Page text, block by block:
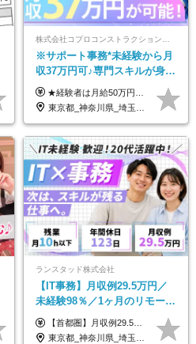
※サポート事務*未経験から月
収37万円可♪専門スキルが身に
付く！Web面接＆リモート研
修も充実♪/a
★経験者は月給50万円～90万円 【首都圏】 月給30万1230円〜 ⇒基本22万7000円+地域6万4230円+皆勤1万円 【群馬/栃木/茨城】 月給28万1090円〜 ⇒基本23万4000円+地域3万7090円+皆勤1万円 【大阪/京都/兵庫】 月給30万130円〜 ⇒基本23万5000円+地域5万5130円+皆勤1万円 【静岡/愛知/岐阜/三重】 月給28万5840円〜 ⇒基本23万円+地域4万5840円+皆勤1万円 【北海道】 月給25万2960円〜 ⇒基本22万4000円+地域1万8960円+皆勤1万円 【福岡/佐賀/長崎/大分/熊本】 月給25万800円〜 ⇒基本21万8000円+地域2万2800円+皆勤1万円 【宮城/山形/福島】 月給25万580円〜 ⇒基本21万8000円+地域2万2580円+皆勤1万円 【広島/岡山/山口】 月給27万1090円〜 ⇒基本23万4000円+地域2万7090円+皆勤1万円 ※残業代は1分単位で全額支給（みなし残業制度なし） ※上記給与は最低支給額です。経験・能力に応じて決定致します ※試用期間1ヶ月、最大6ヶ月まで延長する可能性あり(条件変更なし) ※今期より新賃金体系へ移行しました。詳細は面接時にご説明します
東京都_神奈川県_埼玉県_大阪府_愛知県_北海道_宮城県_広島県_福岡県
ランスタッド株式会社
【IT事務】月収例29.5万円／
未経験98％／1ヶ月のリモート
研修／既卒・第二新卒歓迎／
年間休日123日/OW
【首都圏】月収例29.5万円（月給26万円＋諸手当） 【東海・関西】月収例28.5万円（月給25万円＋諸手当） 【九州】月収例26万円（月給23万円＋諸手当） ※経験・スキル・前職給与を踏まえ、総合的に判断して決定します。 例：首都圏 月収例31万円（月給27万円＋諸手当） ◆各種手当 ・通勤手当（上限4万円まで） ・残業代手当（1分単位で全額支給） ※固定残業代制は採用しておりません ・資格取得支援 ◆昇給：年1回 ◆補足 ・研修中1ヶ月間は、時給1670円となります。 ・試用期間6ヶ月あり。その間の待遇に変更はありません。 ※詳細は面接時にご案内します。
東京都_神奈川県_埼玉県_千葉県_大阪府_愛知県_兵庫県_京都府_福岡県